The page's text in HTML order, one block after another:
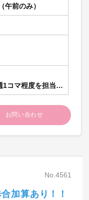
午前のみ）
1コマ程度を担当：
お問い合わせ
No.4561
加算あり！！